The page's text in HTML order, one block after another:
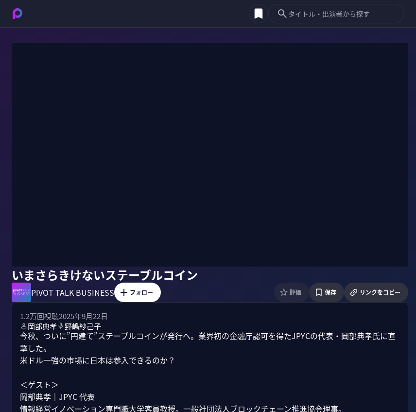
いまさらきけないステーブルコイン
PIVOT TALK BUSINESS フォロー 評価 保存 リンクをコピー
1.2万回視聴2025年9月22日
岡部典孝
野嶋紗己子
今秋、ついに”円建て”ステーブルコインが発行へ。業界初の金融庁認可を得たJPYCの代表・岡部典孝氏に直
撃した。
米ドル一強の市場に日本は参入できるのか？
＜ゲスト＞
岡部典孝｜JPYC 代表
情報経営イノベーション専門職大学客員教授。一般社団法人ブロックチェーン推進協会理事。